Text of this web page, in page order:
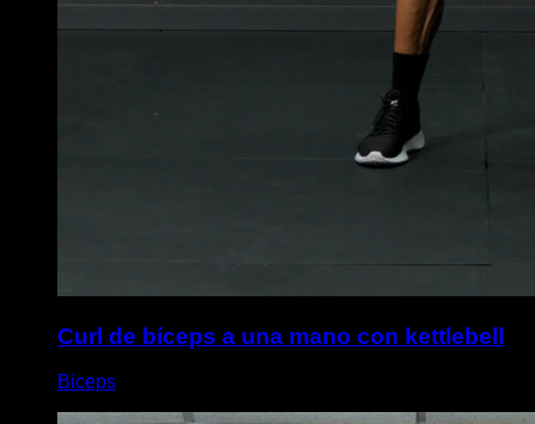
Curl de bíceps a una mano con kettlebell
Biceps